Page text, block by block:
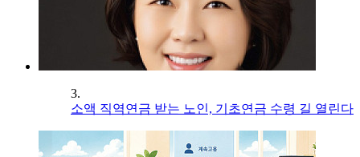
3.
소액 직역연금 받는 노인, 기초연금 수령 길 열린다